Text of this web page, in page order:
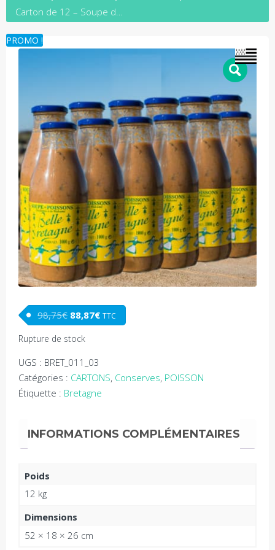
Carton de 12 – Soupe de poissons au wakamé (1000 g)
PROMO !
98,75€ Le prix initial était : 98,75€.
88,87€Le prix actuel est : 88,87€.
TTC
Rupture de stock
UGS : BRET_011_03
Catégories : CARTONS, Conserves, POISSON
Étiquette : Bretagne
INFORMATIONS COMPLÉMENTAIRES
Poids
12 kg
Dimensions
52 × 18 × 26 cm